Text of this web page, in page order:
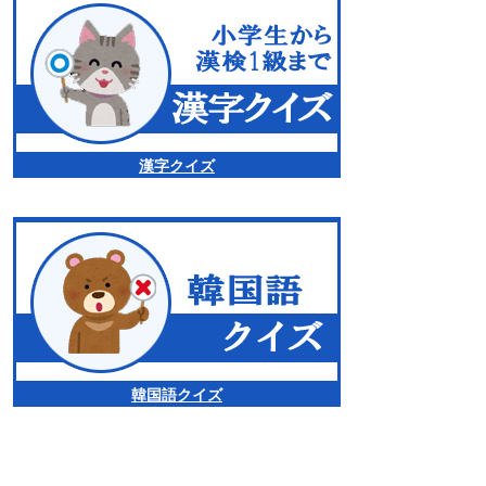
漢字クイズ
韓国語クイズ